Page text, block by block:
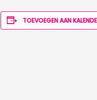
TOEVOEGEN AAN